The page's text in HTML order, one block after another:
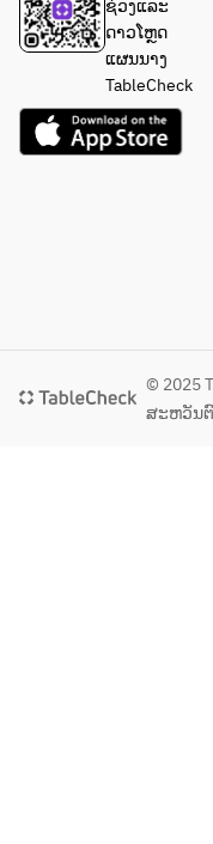
ຊ່ວງແລະ
ດາວໂຫຼດ
ແຜນນາງ
TableCheck
© 2025
ສະຫວັນ